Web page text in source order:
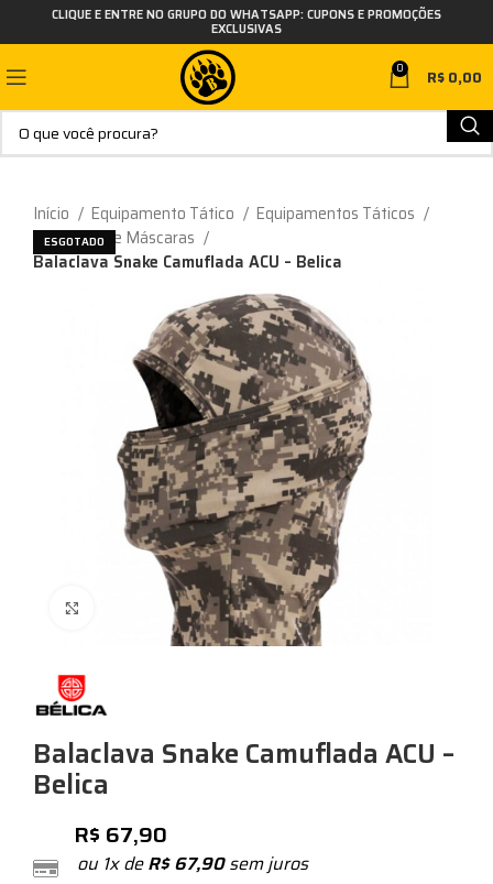
CLIQUE E ENTRE NO GRUPO DO WHATSAPP: CUPONS E PROMOÇÕES
EXCLUSIVAS
0 R$0,00
Início Equipamento Tático
Equipamentos Táticos
Balaclavas e Máscaras
Balaclava Snake Camuflada ACU – Belica
ESGOTADO
Balaclava Snake Camuflada ACU –
Belica
R$ 67,90
ou 1x deR$67,90sem juros